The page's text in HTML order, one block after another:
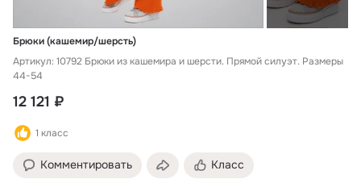
Брюки (кашемир/шерсть)
Артикул: 10792 Брюки из кашемира и шерсти. Прямой силуэт. Размеры
44-54
12 121 ₽
1 класс
Комментировать Класс